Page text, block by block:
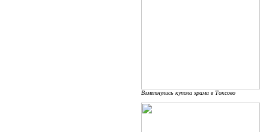
Взметнулись купола храма в Токсово